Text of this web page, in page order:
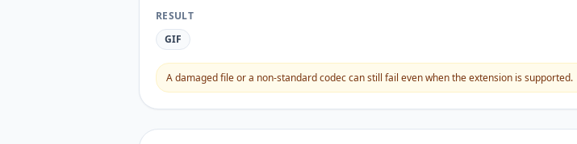
RESULT
GIF
A damaged file or a non-standard codec can still fail even when the extension is supported.